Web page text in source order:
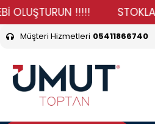
!!!!! STOKLARIMIZ
Müşteri Hizmetleri 05411866740